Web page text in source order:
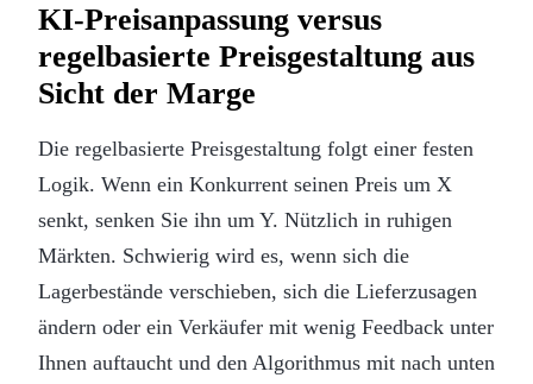
KI-Preisanpassung versus
regelbasierte Preisgestaltung aus
Sicht der Marge
Die regelbasierte Preisgestaltung folgt einer festen
Logik. Wenn ein Konkurrent seinen Preis um X
senkt, senken Sie ihn um Y. Nützlich in ruhigen
Märkten. Schwierig wird es, wenn sich die
Lagerbestände verschieben, sich die Lieferzusagen
ändern oder ein Verkäufer mit wenig Feedback unter
Ihnen auftaucht und den Algorithmus mit nach unten